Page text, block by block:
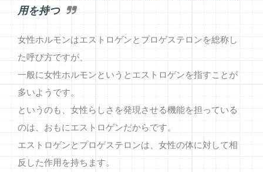
用を持つ
女性ホルモンはエストロゲンとプロゲステロンを総称し
た呼び方ですが、
一般に女性ホルモンというとエストロゲンを指すことが
多いようです。
というのも、女性らしさを発現させる機能を担っている
のは、おもにエストロゲンだからです。
エストロゲンとプロゲステロンは、女性の体に対して相
反した作用を持ちます。